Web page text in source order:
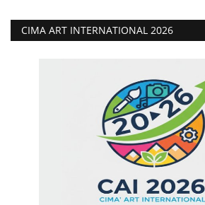
CIMA ART INTERNATIONAL 2026